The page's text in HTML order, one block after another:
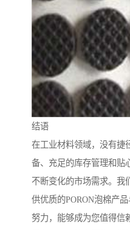
结语
在工业材料领域，没有捷
备、充足的库存管理和贴
不断变化的市场需求。我
供优质的PORON泡棉产
努力，能够成为您值得信